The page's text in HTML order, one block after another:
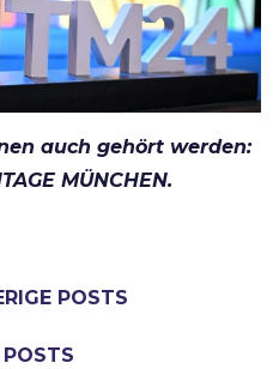
auch gehört werden:
MÜNCHEN.
POSTS